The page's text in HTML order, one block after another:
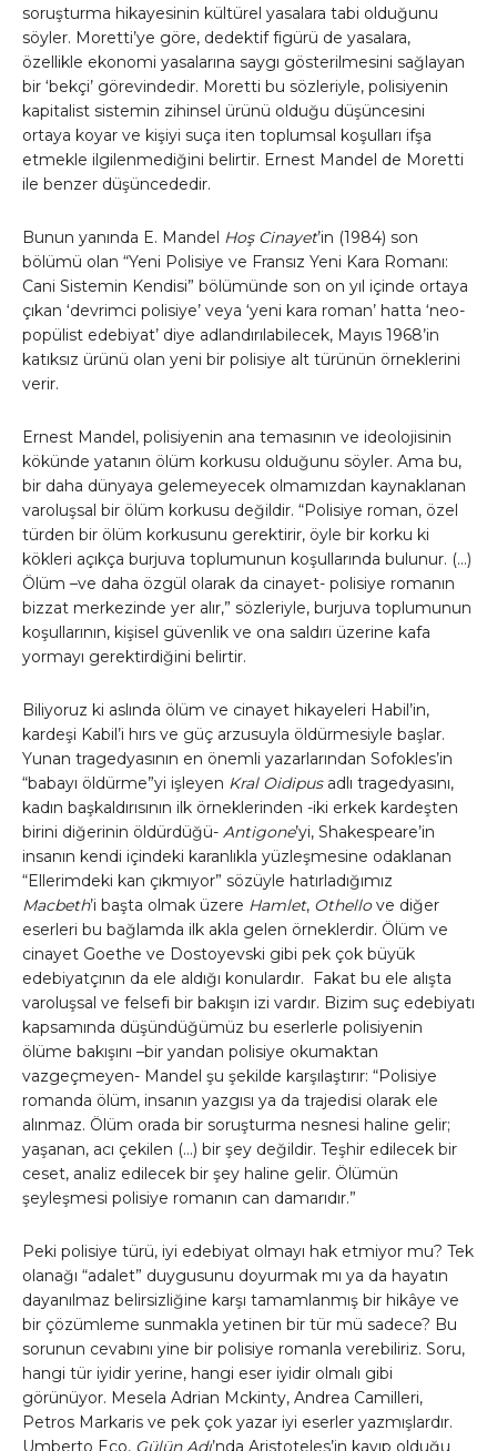
soruşturma hikayesinin kültürel yasalara tabi olduğunu
söyler. Moretti’ye göre, dedektif figürü de yasalara,
özellikle ekonomi yasalarına saygı gösterilmesini sağlayan
bir ‘bekçi’ görevindedir. Moretti bu sözleriyle, polisiyenin
kapitalist sistemin zihinsel ürünü olduğu düşüncesini
ortaya koyar ve kişiyi suça iten toplumsal koşulları ifşa
etmekle ilgilenmediğini belirtir. Ernest Mandel de Moretti
ile benzer düşüncededir.
Bunun yanında E. Mandel Hoş Cinayet’in (1984) son
bölümü olan “Yeni Polisiye ve Fransız Yeni Kara Romanı:
Cani Sistemin Kendisi” bölümünde son on yıl içinde ortaya
çıkan ‘devrimci polisiye’ veya ‘yeni kara roman’ hatta ‘neo-
popülist edebiyat’ diye adlandırılabilecek, Mayıs 1968’in
katıksız ürünü olan yeni bir polisiye alt türünün örneklerini
verir.
Ernest Mandel, polisiyenin ana temasının ve ideolojisinin
kökünde yatanın ölüm korkusu olduğunu söyler. Ama bu,
bir daha dünyaya gelemeyecek olmamızdan kaynaklanan
varoluşsal bir ölüm korkusu değildir. “Polisiye roman, özel
türden bir ölüm korkusunu gerektirir, öyle bir korku ki
kökleri açıkça burjuva toplumunun koşullarında bulunur. (…)
Ölüm –ve daha özgül olarak da cinayet- polisiye romanın
bizzat merkezinde yer alır,” sözleriyle, burjuva toplumunun
koşullarının, kişisel güvenlik ve ona saldırı üzerine kafa
yormayı gerektirdiğini belirtir.
Biliyoruz ki aslında ölüm ve cinayet hikayeleri Habil’in,
kardeşi Kabil’i hırs ve güç arzusuyla öldürmesiyle başlar.
Yunan tragedyasının en önemli yazarlarından Sofokles’in
“babayı öldürme”yi işleyen Kral Oidipusadlı tragedyasını,
kadın başkaldırısının ilk örneklerinden -iki erkek kardeşten
birini diğerinin öldürdüğü- Antigone’yi, Shakespeare’in
insanın kendi içindeki karanlıkla yüzleşmesine odaklanan
“Ellerimdeki kan çıkmıyor” sözüyle hatırladığımız
Macbeth’i başta olmak üzere Hamlet, Othellove diğer
eserleri bu bağlamda ilk akla gelen örneklerdir. Ölüm ve
cinayet Goethe ve Dostoyevski gibi pek çok büyük
edebiyatçının da ele aldığı konulardır. Fakat bu ele alışta
varoluşsal ve felsefi bir bakışın izi vardır. Bizim suç edebiyatı
kapsamında düşündüğümüz bu eserlerle polisiyenin
ölüme bakışını –bir yandan polisiye okumaktan
vazgeçmeyen- Mandel şu şekilde karşılaştırır: “Polisiye
romanda ölüm, insanın yazgısı ya da trajedisi olarak ele
alınmaz. Ölüm orada bir soruşturma nesnesi haline gelir;
yaşanan, acı çekilen (…) bir şey değildir. Teşhir edilecek bir
ceset, analiz edilecek bir şey haline gelir. Ölümün
şeyleşmesi polisiye romanın can damarıdır.”
Peki polisiye türü, iyi edebiyat olmayı hak etmiyor mu? Tek
olanağı “adalet” duygusunu doyurmak mı ya da hayatın
dayanılmaz belirsizliğine karşı tamamlanmış bir hikâye ve
bir çözümleme sunmakla yetinen bir tür mü sadece? Bu
sorunun cevabını yine bir polisiye romanla verebiliriz. Soru,
hangi tür iyidir yerine, hangi eser iyidir olmalı gibi
görünüyor. Mesela Adrian Mckinty, Andrea Camilleri,
Petros Markaris ve pek çok yazar iyi eserler yazmışlardır.
Umberto Eco, Gülün Adı’nda Aristoteles’in kayıp olduğu